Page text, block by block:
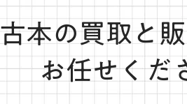
古本の買取と
お任せくだ